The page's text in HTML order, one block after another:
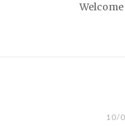
10/